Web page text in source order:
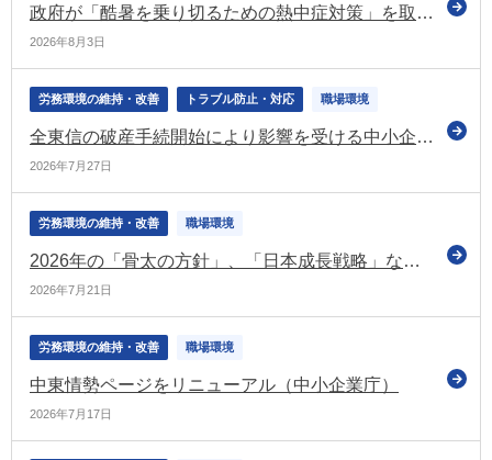
政府が「酷暑を乗り切るための熱中症対策」を取りまとめ 高齢者・子供・労働者の熱中症対策を推進
2026年8月3日
労務環境の維持・改善 トラブル防止・対応 職場環境
全東信の破産手続開始により影響を受ける中小企業・小規模事業者への支援を実施（経産省）
2026年7月27日
労務環境の維持・改善 職場環境
2026年の「骨太の方針」、「日本成長戦略」などを決定
2026年7月21日
労務環境の維持・改善 職場環境
中東情勢ページをリニューアル（中小企業庁）
2026年7月17日